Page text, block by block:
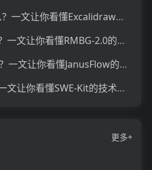
Excalidraw是什么？一文让你看懂Excalidraw的技术原理、主要功能、应用场景
RMBG-2.0是什么？一文让你看懂RMBG-2.0的技术原理、主要功能、应用场景
JanusFlow是什么？一文让你看懂JanusFlow的技术原理、主要功能、应用场景
SWE-Kit是什么？一文让你看懂SWE-Kit的技术原理、主要功能、应用场景
更多+